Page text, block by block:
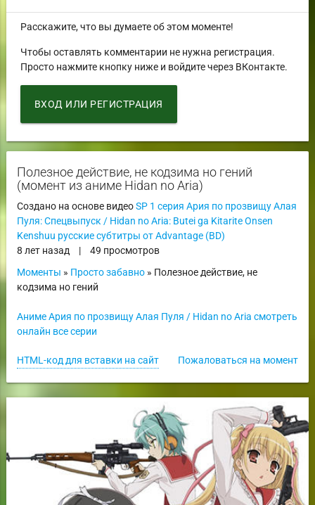
Расскажите, что вы думаете об этом моменте!
Чтобы оставлять комментарии не нужна регистрация.
Просто нажмите кнопку ниже и войдите через ВКонтакте.
ВХОД ИЛИ РЕГИСТРАЦИЯ
Полезное действие, не кодзима но гений
(момент из аниме Hidan no Aria)
Создано на основе видеоSP 1 серия Ария по прозвищу Алая
Пуля: Спецвыпуск / Hidan no Aria: Butei ga Kitarite Onsen
Kenshuu русские субтитры от Advantage (BD)
8 лет назад
|
49 просмотров
Моменты » Просто забавно» Полезное действие, не
кодзима но гений
Аниме Ария по прозвищу Алая Пуля / Hidan no Aria смотреть
онлайн все серии
Пожаловаться на момент
HTML-код для вставки на сайт